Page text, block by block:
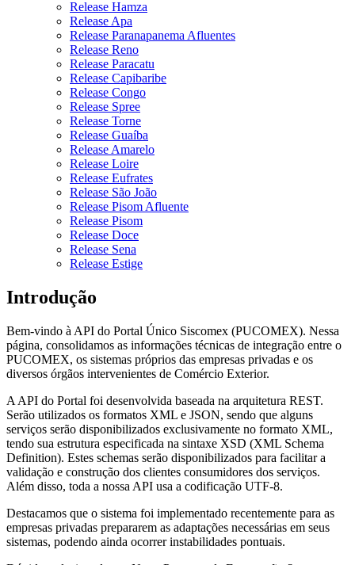
Release Hamza
Release Apa
Release Paranapanema Afluentes
Release Reno
Release Paracatu
Release Capibaribe
Release Congo
Release Spree
Release Torne
Release Guaíba
Release Amarelo
Release Loire
Release Eufrates
Release São João
Release Pisom Afluente
Release Pisom
Release Doce
Release Sena
Release Estige
Introdução
Bem-vindo à API do Portal Único Siscomex (PUCOMEX). Nessa
página, consolidamos as informações técnicas de integração entre o
PUCOMEX, os sistemas próprios das empresas privadas e os
diversos órgãos intervenientes de Comércio Exterior.
A API do Portal foi desenvolvida baseada na arquitetura REST.
Serão utilizados os formatos XML e JSON, sendo que alguns
serviços serão disponibilizados exclusivamente no formato XML,
tendo sua estrutura especificada na sintaxe XSD (XML Schema
Definition). Estes schemas serão disponibilizados para facilitar a
validação e construção dos clientes consumidores dos serviços.
Além disso, toda a nossa API usa a codificação UTF-8.
Destacamos que o sistema foi implementado recentemente para as
empresas privadas prepararem as adaptações necessárias em seus
sistemas, podendo ainda ocorrer instabilidades pontuais.